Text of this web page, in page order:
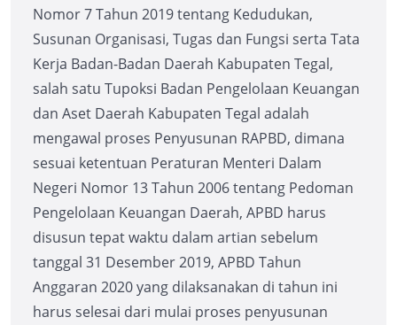
Nomor 7 Tahun 2019 tentang Kedudukan,
Susunan Organisasi, Tugas dan Fungsi serta Tata
Kerja Badan-Badan Daerah Kabupaten Tegal,
salah satu Tupoksi Badan Pengelolaan Keuangan
dan Aset Daerah Kabupaten Tegal adalah
mengawal proses Penyusunan RAPBD, dimana
sesuai ketentuan Peraturan Menteri Dalam
Negeri Nomor 13 Tahun 2006 tentang Pedoman
Pengelolaan Keuangan Daerah, APBD harus
disusun tepat waktu dalam artian sebelum
tanggal 31 Desember 2019, APBD Tahun
Anggaran 2020 yang dilaksanakan di tahun ini
harus selesai dari mulai proses penyusunan